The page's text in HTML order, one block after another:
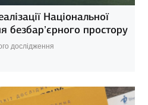
Національної
безбар’єрного простору
дослідження